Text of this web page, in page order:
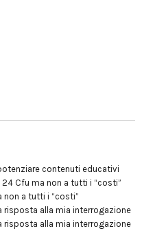
contenuti educativi
Cfu ma non a tutti i “costi”
non a tutti i “costi”
risposta alla mia interrogazione
risposta alla mia interrogazione